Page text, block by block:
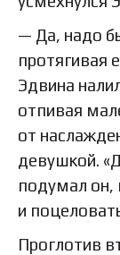
— Да, надо
протягивая
Эдвина
отпивая
от
девушкой.
подумал он,
и
Проглотив